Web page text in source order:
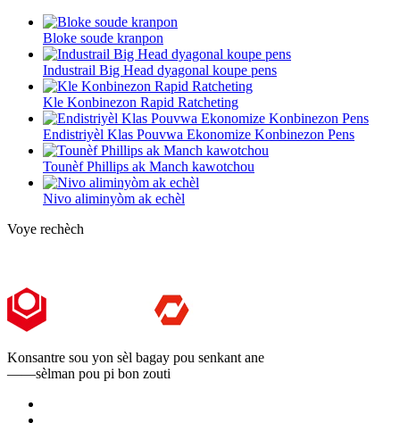
Bloke soude kranpon
Industrail Big Head dyagonal koupe pens
Kle Konbinezon Rapid Ratcheting
Endistriyèl Klas Pouvwa Ekonomize Konbinezon Pens
Tounèf Phillips ak Manch kawotchou
Nivo aliminyòm ak echèl
Voye rechèch
Konsantre sou yon sèl bagay pou senkant ane
——sèlman pou pi bon zouti